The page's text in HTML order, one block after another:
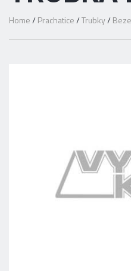
Home/ Prachatice/Trubky/